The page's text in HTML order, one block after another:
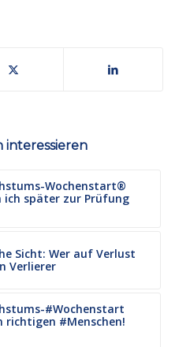
interessieren
Wochenstart®
ich später zur Prüfung
Sicht: Wer auf Verlust
Verlierer
#Wochenstart
richtigen #Menschen!